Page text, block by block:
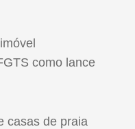
como lance
casas de praia